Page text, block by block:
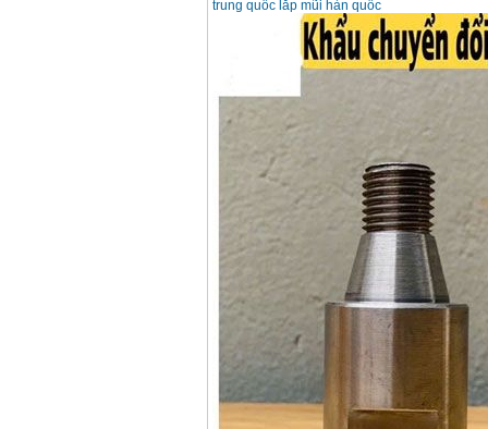
trung quốc lắp mũi hàn quốc